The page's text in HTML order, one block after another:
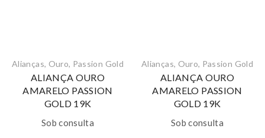
Alianças, Ouro, Passion Gold
ALIANÇA OURO
AMARELO PASSION
GOLD 19K
Sob consulta
Alianças, Ouro, Passion Gold
ALIANÇA OURO
AMARELO PASSION
GOLD 19K
Sob consulta